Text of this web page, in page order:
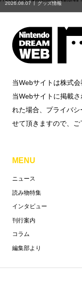
2026.08.07 グッズ情報
当Webサイトは株式
当Webサイトに掲載
れた場合、プライバ
せて頂きますので、ご
MENU
ニュース
読み物特集
インタビュー
刊行案内
コラム
編集部より